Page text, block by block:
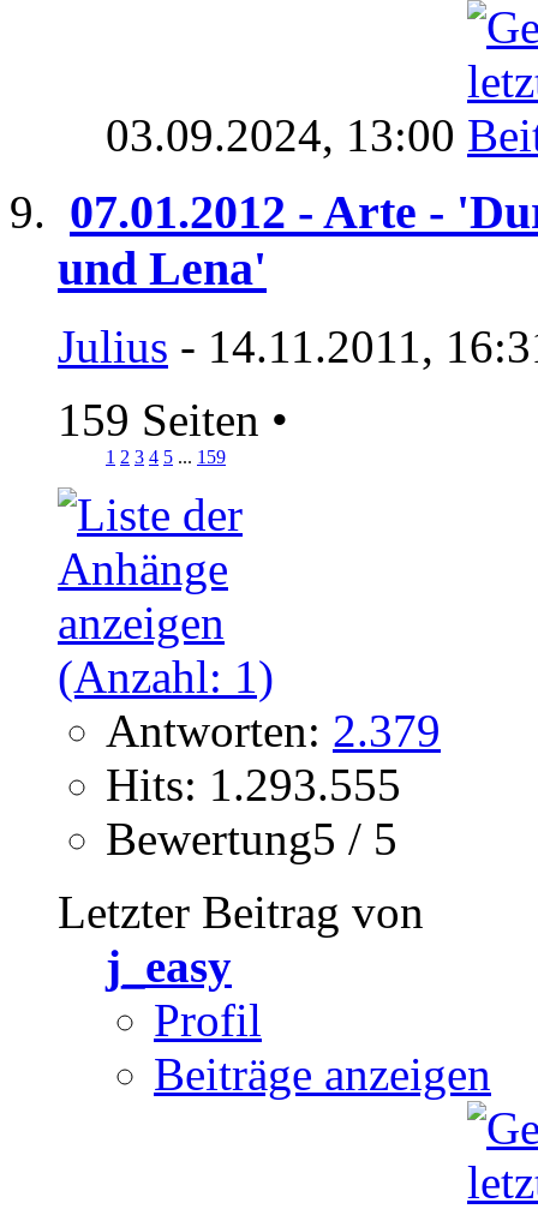
03.09.2024, 13:00
07.01.2012 - Arte -
und Lena'
Julius - 14.11.2011,
159 Seiten •
1 2 3 4 5 ... 159
Antworten: 2.379
Hits: 1.293.555
Bewertung5 / 5
Letzter Beitrag von
j_easy
Profil
Beiträge anzeigen